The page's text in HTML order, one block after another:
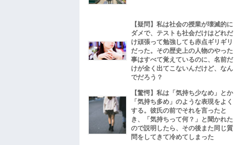
【疑問】私は社会の授業が壊滅的に
ダメで、テストも社会だけはどれだ
け頑張って勉強しても赤点ギリギリ
だった。その歴史上の人物のやった
事はすべて覚えているのに、名前だ
けが全く出てこないんだけど、なん
でだろう？
【驚愕】私は「気持ち少なめ」とか
「気持ち多め」のような表現をよく
する。彼氏の前でそれを言ったと
き、「気持ちって何？」と聞かれた
ので説明したら、その後また同じ質
問をしてきて冷めてしまった